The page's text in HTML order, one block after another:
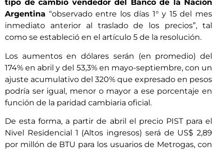
tipo de cambio vendedor del Banco de la Nación
Argentina “observado entre los días 1° y 15 del mes
inmediato anterior al traslado de los precios”, tal
como se estableció en el artículo 5 de la resolución.
Los aumentos en dólares serán (en promedio) del
174% en abril y del 53,3% en mayo-septiembre, con un
ajuste acumulativo del 320% que expresado en pesos
podría ser igual, menor o mayor a ese porcentaje en
función de la paridad cambiaria oficial.
De esta forma, a partir de abril el precio PIST para el
Nivel Residencial 1 (Altos ingresos) será de US$ 2,89
por millón de BTU para los usuarios de Metrogas, con